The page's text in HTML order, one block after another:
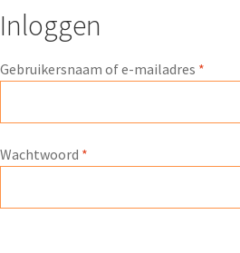
Inloggen
Gebruikersnaam of e-mailadres *
Wachtwoord *